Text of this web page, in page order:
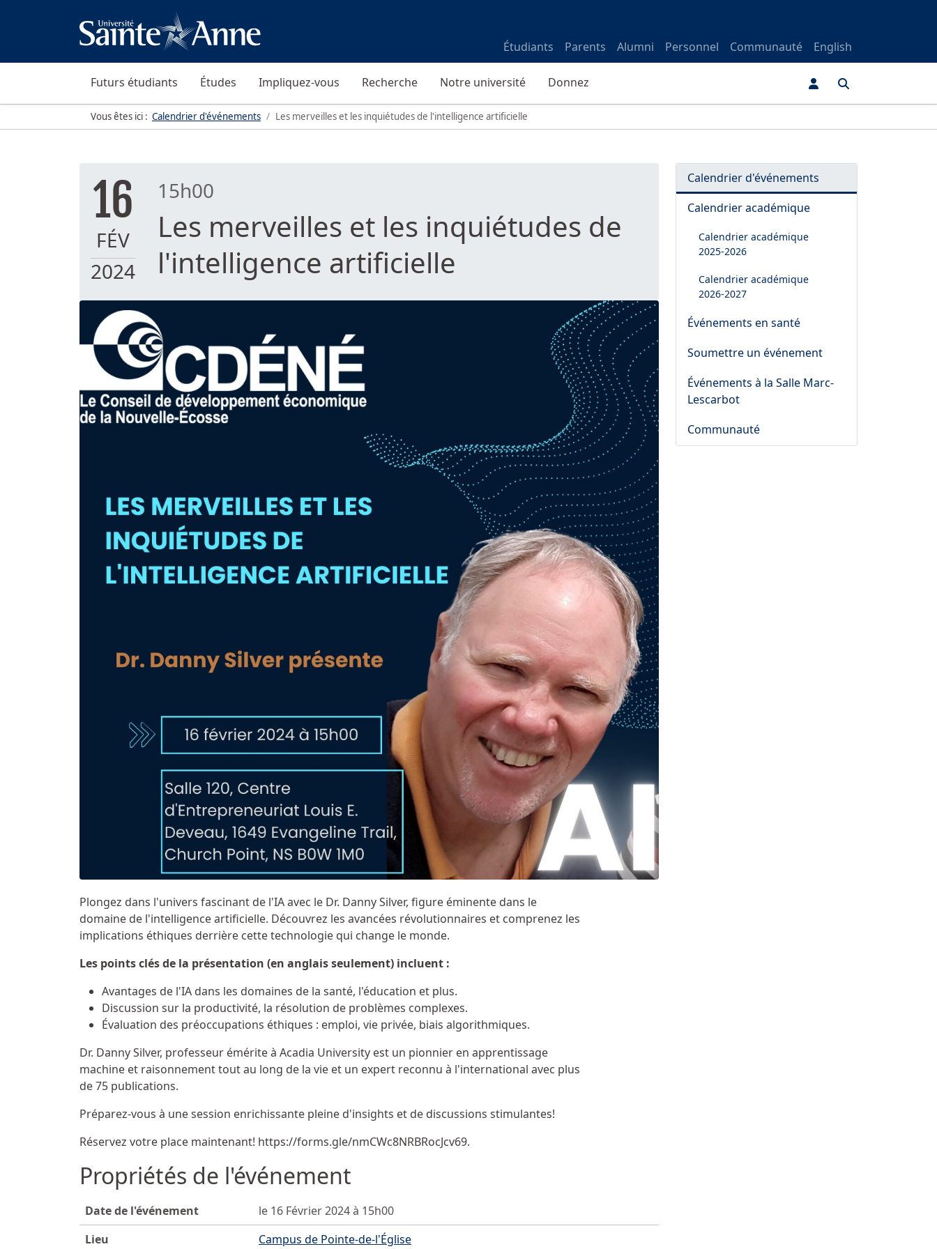
Étudiants Parents Alumni Personnel Communauté English
Futurs étudiants Études Impliquez-vous Recherche Notre université Donnez
Vous êtes ici : Calendrier d'événements Les merveilles et les inquiétudes de l'intelligence artificielle
16
FÉV
2024
15h00
Les merveilles et les inquiétudes de
l'intelligence artificielle
Plongez dans l'univers fascinant de l'IA avec le Dr. Danny Silver, figure éminente dans le
domaine de l'intelligence artificielle. Découvrez les avancées révolutionnaires et comprenez les
implications éthiques derrière cette technologie qui change le monde.
Les points clés de la présentation (en anglais seulement) incluent :
Avantages de l'IA dans les domaines de la santé, l'éducation et plus.
Discussion sur la productivité, la résolution de problèmes complexes.
Évaluation des préoccupations éthiques : emploi, vie privée, biais algorithmiques.
Dr. Danny Silver, professeur émérite à Acadia University est un pionnier en apprentissage
machine et raisonnement tout au long de la vie et un expert reconnu à l'international avec plus
de 75 publications.
Préparez-vous à une session enrichissante pleine d'insights et de discussions stimulantes!
Réservez votre place maintenant! https://forms.gle/nmCWc8NRBRocJcv69.
Propriétés de l'événement
Date de l'événement
le 16 Février 2024 à 15h00
Lieu
Campus de Pointe-de-l'Église
Calendrier d'événements
Calendrier académique
Calendrier académique
2025-2026
Calendrier académique
2026-2027
Événements en santé
Soumettre un événement
Événements à la Salle Marc-
Lescarbot
Communauté